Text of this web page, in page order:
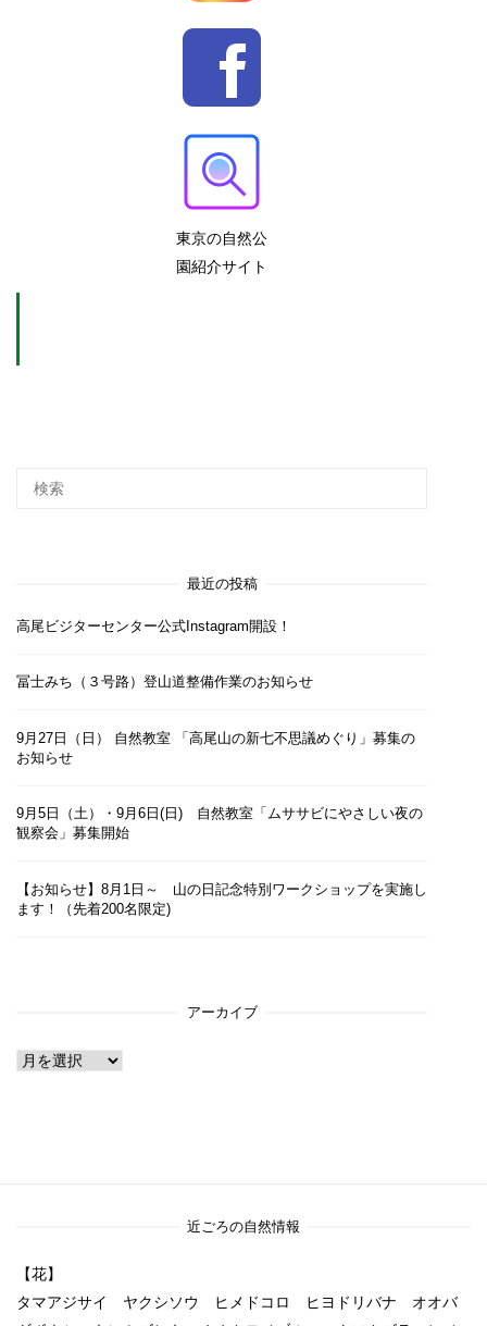
東京の自然公
園紹介サイト
最近の投稿
高尾ビジターセンター公式Instagram開設！
冨士みち（３号路）登山道整備作業のお知らせ
9月27日（日） 自然教室 「高尾山の新七不思議めぐり」募集の
お知らせ
9月5日（土）・9月6日(日) 自然教室「ムササビにやさしい夜の
観察会」募集開始
【お知らせ】8月1日～ 山の日記念特別ワークショップを実施し
ます！（先着200名限定)
アーカイブ
ア
近ごろの自然情報
【花】
タマアジサイ ヤクシソウ ヒメドコロ ヒヨドリバナ オオバ